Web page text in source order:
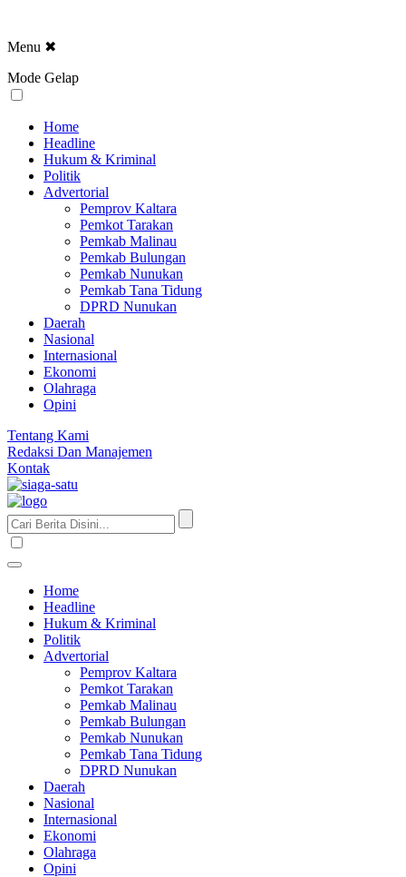
Menu ✖
Mode Gelap
Home
Headline
Hukum & Kriminal
Politik
Advertorial
Pemprov Kaltara
Pemkot Tarakan
Pemkab Malinau
Pemkab Bulungan
Pemkab Nunukan
Pemkab Tana Tidung
DPRD Nunukan
Daerah
Nasional
Internasional
Ekonomi
Olahraga
Opini
Tentang Kami
Redaksi Dan Manajemen
Kontak
Home
Headline
Hukum & Kriminal
Politik
Advertorial
Pemprov Kaltara
Pemkot Tarakan
Pemkab Malinau
Pemkab Bulungan
Pemkab Nunukan
Pemkab Tana Tidung
DPRD Nunukan
Daerah
Nasional
Internasional
Ekonomi
Olahraga
Opini